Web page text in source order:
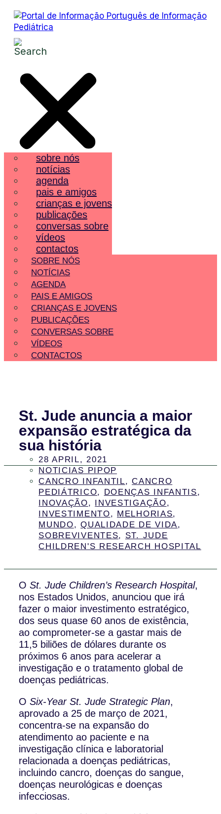
sobre nós
notícias
agenda
pais e amigos
crianças e jovens
publicações
conversas sobre
vídeos
contactos
SOBRE NÓS
NOTÍCIAS
AGENDA
PAIS E AMIGOS
CRIANÇAS E JOVENS
PUBLICAÇÕES
CONVERSAS SOBRE
VÍDEOS
CONTACTOS
St. Jude anuncia a maior
expansão estratégica da
sua história
28 APRIL, 2021
NOTICIAS PIPOP
CANCRO INFANTIL,CANCRO
PEDIÁTRICO, DOENÇAS INFANTIS,
INOVAÇÃO, INVESTIGAÇÃO,
INVESTIMENTO, MELHORIAS,
MUNDO,QUALIDADE DE VIDA,
SOBREVIVENTES, ST. JUDE
CHILDREN'S RESEARCH HOSPITAL
OSt. Jude Children’s Research Hospital,
nos Estados Unidos, anunciou que irá
fazer o maior investimento estratégico,
dos seus quase 60 anos de existência,
ao comprometer-se a gastar mais de
11,5 biliões de dólares durante os
próximos 6 anos para acelerar a
investigação e o tratamento global de
doenças pediátricas.
OSix-Year St. Jude Strategic Plan,
aprovado a 25 de março de 2021,
concentra-se na expansão do
atendimento ao paciente e na
investigação clínica e laboratorial
relacionada a doenças pediátricas,
incluindo cancro, doenças do sangue,
doenças neurológicas e doenças
infecciosas.